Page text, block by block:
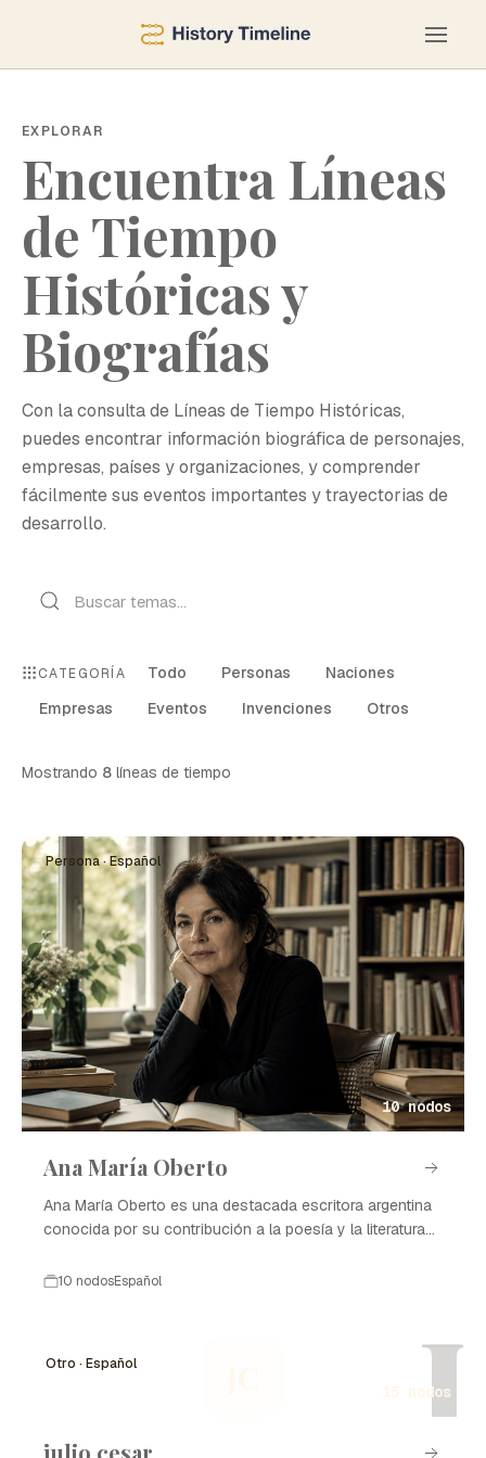
EXPLORAR
Encuentra Líneas
de Tiempo
Históricas y
Biografías
Con la consulta de Líneas de Tiempo Históricas,
puedes encontrar información biográfica de personajes,
empresas, países y organizaciones, y comprender
fácilmente sus eventos importantes y trayectorias de
desarrollo.
CATEGORÍA Todo Personas
Naciones
Empresas
Eventos Invenciones Otros
Mostrando 8 líneas de tiempo
Persona · Español
10 nodos
Ana María Oberto
Ana María Oberto es una destacada escritora argentina
conocida por su contribución a la poesía y la literatura
10 nodosEspañol
J
Otro · Español
15 nodos
julio cesar